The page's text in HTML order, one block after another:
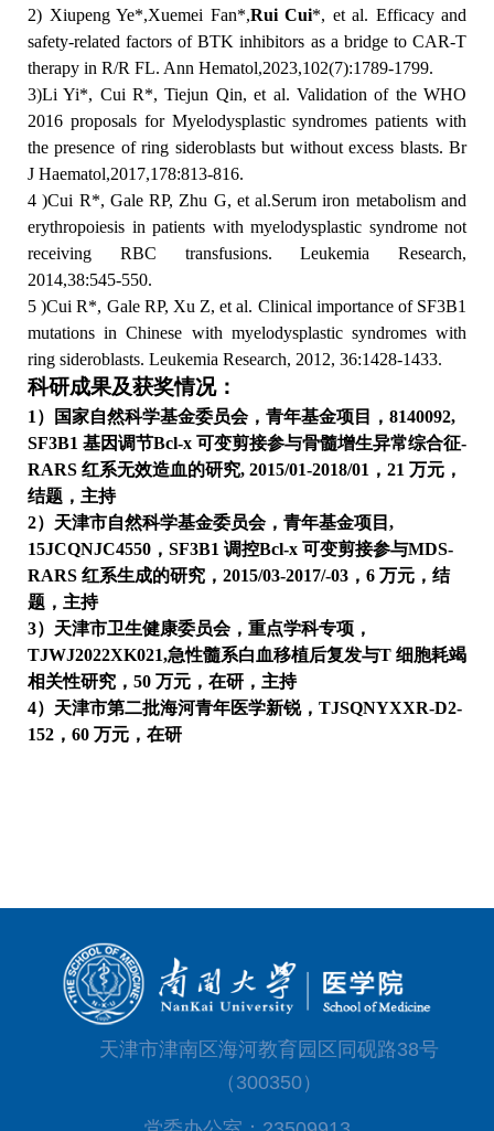
2) Xiupeng Ye*,Xuemei Fan*,Rui Cui*, et al. Efficacy and
safety-related factors of BTK inhibitors as a bridge to CAR-T
therapy in R/R FL. Ann Hematol,2023,102(7):1789-1799.
3)Li Yi*, Cui R*, Tiejun Qin, et al. Validation of the WHO
2016 proposals for Myelodysplastic syndromes patients with
the presence of ring sideroblasts but without excess blasts. Br
J Haematol,2017,178:813-816.
4)Cui R*, Gale RP, Zhu G, et al.Serum iron metabolism and
erythropoiesis in patients with myelodysplastic syndrome not
receiving RBC transfusions. Leukemia Research,
2014,38:545-550.
5)Cui R*, Gale RP, Xu Z, et al. Clinical importance of SF3B1
mutations in Chinese with myelodysplastic syndromes with
ring sideroblasts. Leukemia Research, 2012, 36:1428-1433.
科研成果及获奖情况：
1 ）国家自然科学基金委员会，青年基金项目， 8140092,
SF3B1 基因调节Bcl-x 可变剪接参与骨髓增生异常综合征-
RARS 红系无效造血的研究, 2015/01-2018/01 ， 21 万元，
结题，主持
2）天津市自然科学基金委员会，青年基金项目 ,
15JCQNJC4550 ， SF3B1 调控Bcl-x 可变剪接参与MDS-
RARS 红系生成的研究， 2015/03-2017/-03 ， 6 万元，结
题，主持
3）天津市卫生健康委员会，重点学科专项，
TJWJ2022XK021,急性髓系白血移植后复发与T 细胞耗竭
相关性研究， 50 万元，在研，主持
4）天津市第二批海河青年医学新锐， TJSQNYXXR-D2-
152 ， 60 万元，在研
天津市津南区海河教育园区同砚路38号
（300350）